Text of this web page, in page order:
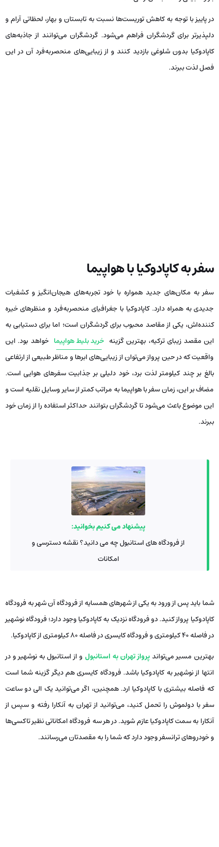
در پاییز با توجه به کاهش توریست‌ها نسبت به تابستان و بهار، لحظاتی آرام و
دلپذیرتر برای گردشگران فراهم می‌شود. گردشگران می‌توانند از جاذبه‌های
کاپادوکیا بدون شلوغی بازدید کنند و از زیبایی‌های منحصربه‌فرد آن در این
فصل لذت ببرند.
سفر به کاپادوکیا با هواپیما
سفر به مکان‌های جدید همواره با خود تجربه‌های هیجان‌انگیز و کشفیات
جدیدی به همراه دارد. کاپادوکیا با جغرافیای منحصربه‌فرد و منظرهای خیره
کننده‌اش، یکی از مقاصد محبوب برای گردشگران است؛ اما برای دستیابی به
این مقصد زیبای ترکیه، بهترین گزینه خرید بلیط هواپیما خواهد بود. این
واقعیت که در حین پرواز می‌توان از زیبایی‌های ابرها و مناظر طبیعی از ارتفاعی
بالغ بر چند کیلومتر لذت برد، خود دلیلی بر جذابیت سفرهای هوایی است.
مضاف بر این، زمان سفر با هواپیما به مراتب کمتر از سایر وسایل نقلیه است و
این موضوع باعث می‌شود تا گردشگران بتوانند حداکثر استفاده را از زمان خود
ببرند.
پیشنهاد می کنیم بخوانید:
از فرودگاه ‌های استانبول چه می ‌دانید؟ نقشه دسترسی و
امکانات
شما باید پس از ورود به یکی از شهرهای همسایه از فرودگاه آن شهر به فرودگاه
کاپادوکیا پرواز کنید. دو فرودگاه نزدیک به کاپادوکیا وجود دارد؛ فرودگاه نوشهیر
در فاصله ۴۰ کیلومتری و فرودگاه کایسری در فاصله ۸۰ کیلومتری از کاپادوکیا.
بهترین مسیر می‌تواند پرواز تهران به استانبول و از استانبول به نوشهیر و در
انتها از نوشهیر به کاپادوکیا باشد. فرودگاه کایسری هم دیگر گزینه شما است
که فاصله بیشتری با کاپادوکیا ارد. همچنین، اگر می‌توانید یک الی دو ساعت
سفر با دولموش را تحمل کنید، می‌توانید از تهران به آنکارا رفته و سپس از
آنکارا به سمت کاپادوکیا عازم شوید. در هر سه فرودگاه امکاناتی نظیر تاکسی‌ها
و خودروهای ترانسفر وجود دارد که شما را به مقصدتان می‌رسانند.